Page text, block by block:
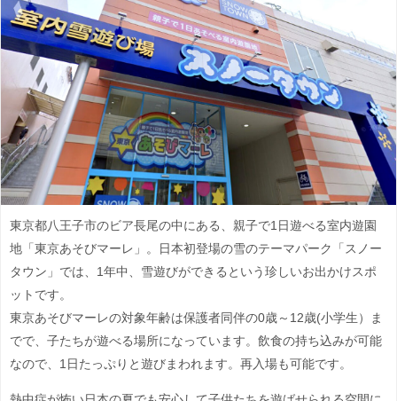
東京都八王子市のビア長尾の中にある、親子で1日遊べる室内遊園
地「東京あそびマーレ」。日本初登場の雪のテーマパーク「スノー
タウン」では、1年中、雪遊びができるという珍しいお出かけスポ
ットです。
東京あそびマーレの対象年齢は保護者同伴の0歳～12歳(小学生）ま
でで、子たちが遊べる場所になっています。飲食の持ち込みが可能
なので、1日たっぷりと遊びまわれます。再入場も可能です。